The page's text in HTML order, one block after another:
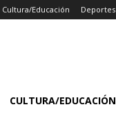
Cultura/Educación Deportes
CULTURA/EDUCACIÓN